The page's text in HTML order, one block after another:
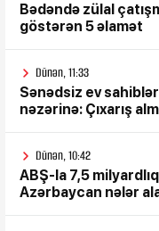
Bədəndə zülal
göstərən 5 əlamət
Dünən, 11:33
Sənədsiz ev
nəzərinə: Çıxarış
Dünən, 10:42
ABŞ-la 7,5
Azərbaycan nələr